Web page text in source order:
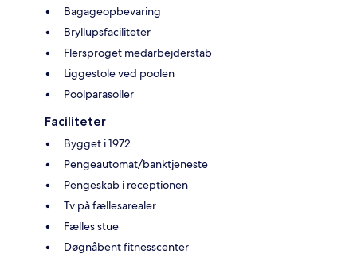
Bagageopbevaring
Bryllupsfaciliteter
Flersproget medarbejderstab
Liggestole ved poolen
Poolparasoller
Faciliteter
Bygget i 1972
Pengeautomat/banktjeneste
Pengeskab i receptionen
Tv på fællesarealer
Fælles stue
Døgnåbent fitnesscenter